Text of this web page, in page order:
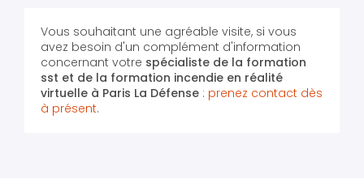
Vous souhaitant une agréable visite, si vous
avez besoin d'un complément d'information
concernant votre spécialiste de la formation
sst et de la formation incendie en réalité
virtuelle à Paris La Défense : prenez contact dès
à présent.